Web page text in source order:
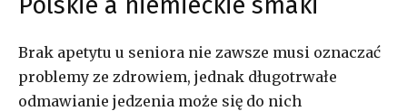
Brak apetytu u seniora nie zawsze musi oznaczać
problemy ze zdrowiem, jednak długotrwałe
odmawianie jedzenia może się do nich